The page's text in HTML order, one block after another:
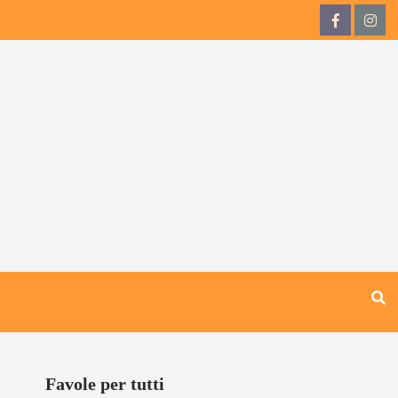
QdB
QdB
Favole per tutti